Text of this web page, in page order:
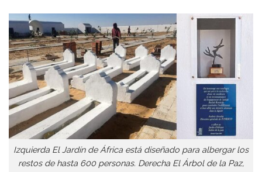
Izquierda El Jardín de África está diseñado para albergar los
restos de hasta 600 personas. Derecha El Árbol de la Paz,